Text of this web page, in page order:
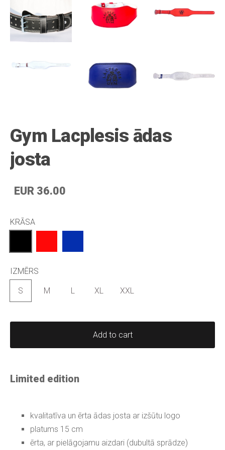
Gym Lacplesis ādas
josta
EUR 36.00
KRĀSA
IZMĒRS
S M L XL XXL
Add to cart
Limited edition
kvalitatīva un ērta ādas josta ar izšūtu logo
platums 15 cm
ērta, ar pielāgojamu aizdari (dubultā sprādze)